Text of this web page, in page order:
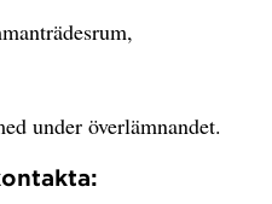
under överlämnandet.